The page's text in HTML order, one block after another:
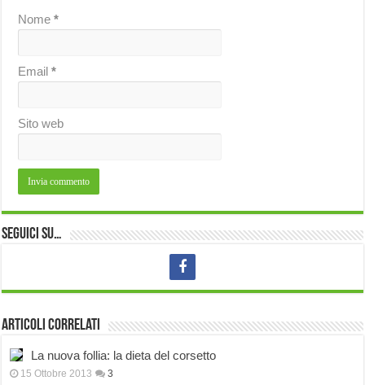
Nome*
Email*
Sito web
Seguici su…
Articoli correlati
La nuova follia: la dieta del corsetto
15 Ottobre 2013 3